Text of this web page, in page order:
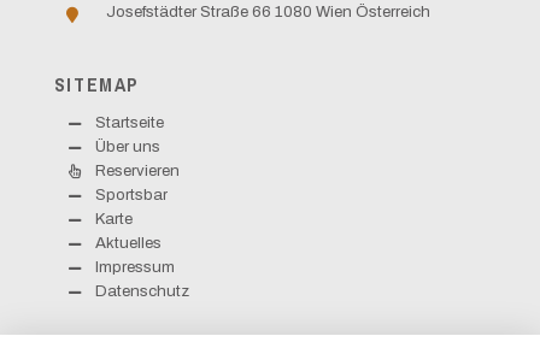
Josefstädter Straße 66 1080 Wien Österreich
SITEMAP
Startseite
Über uns
Reservieren
Sportsbar
Karte
Aktuelles
Impressum
Datenschutz